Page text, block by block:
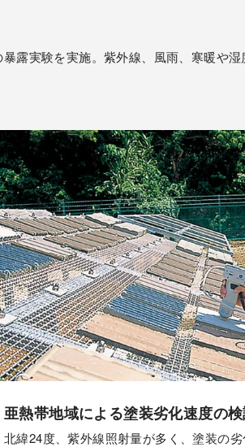
露実験を実施。紫外線、風雨、寒暖や
亜熱帯地域による塗装劣化速度の検
北緯24度、紫外線照射量が多く、塗装の